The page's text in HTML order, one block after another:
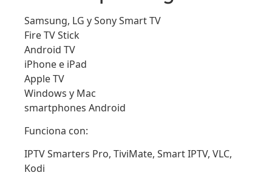
Samsung, LG y Sony Smart TV
Fire TV Stick
Android TV
iPhone e iPad
Apple TV
Windows y Mac
smartphones Android
Funciona con:
IPTV Smarters Pro, TiviMate, Smart IPTV, VLC,
Kodi